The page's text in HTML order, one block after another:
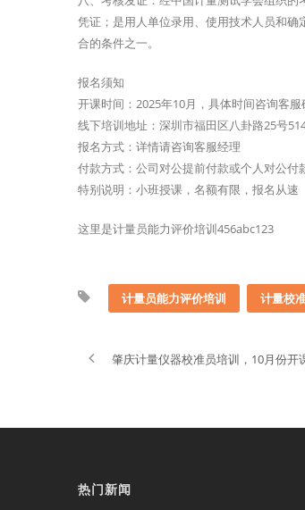
凭证；是用人单位录用、使用技术人员和
合的条件之一。
报名须知
开课时间：2025年10月，具体时间咨询客服
线下培训地址：深圳市福田区八卦路25号
报名方式：详情请咨询客服经理
付款方式：公司对公提前付款或个人对公付
特别说明：小班授课，名额有限，报名从速
这里是计量员能力评价培训456abc123
计量员能力评价培训 计量校
肇庆计量仪器校准员培训，10月份开
热门新闻